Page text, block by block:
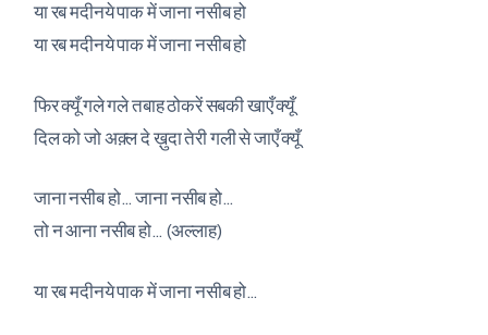
या रब मदीनये पाक में जाना नसीब हो
या रब मदीनये पाक में जाना नसीब हो
फिर क्यूँ गले गले तबाह ठोकरें सबकी खाएँ क्यूँ
दिल को जो अक़्ल दे ख़ुदा तेरी गली से जाएँ क्यूँ
जाना नसीब हो… जाना नसीब हो…
तो न आना नसीब हो… (अल्लाह)
या रब मदीनये पाक में जाना नसीब हो…